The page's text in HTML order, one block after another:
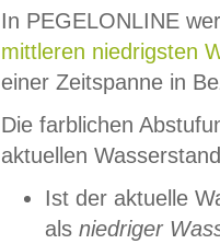
In PEGELONLINE
mittleren niedrigsten
einer Zeitspanne in
Die farblichen
aktuellen
Ist der aktuelle
als niedriger